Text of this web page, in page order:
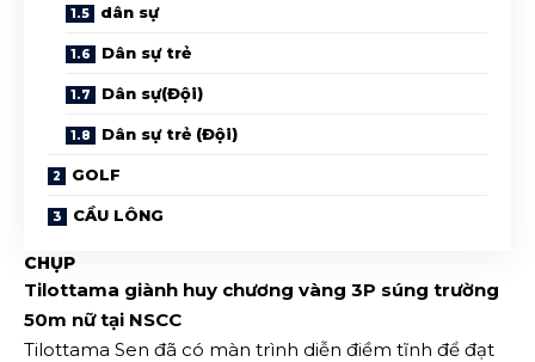
dân sự
Dân sự trẻ
Dân sự(Đội)
Dân sự trẻ (Đội)
GOLF
CẦU LÔNG
CHỤP
Tilottama giành huy chương vàng 3P súng trường
50m nữ tại NSCC
Tilottama Sen đã có màn trình diễn điềm tĩnh để đạt